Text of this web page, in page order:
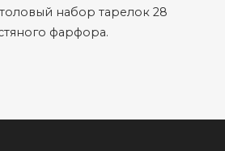
набор тарелок 28
фарфора.